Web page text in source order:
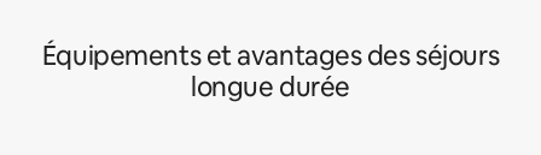
Équipements et avantages des séjours
longue durée